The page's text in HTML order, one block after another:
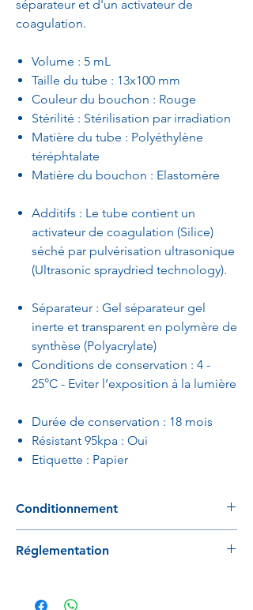
séparateur et d'un activateur de
coagulation.
Volume : 5 mL
Taille du tube : 13x100 mm
Couleur du bouchon : Rouge
Stérilité : Stérilisation par irradiation
Matière du tube : Polyéthylène
téréphtalate
Matière du bouchon : Elastomère
Additifs : Le tube contient un
activateur de coagulation (Silice)
séché par pulvérisation ultrasonique
(Ultrasonic spraydried technology).
Séparateur : Gel séparateur gel
inerte et transparent en polymère de
synthèse (Polyacrylate)
Conditions de conservation : 4 -
25°C - Eviter l’exposition à la lumière
Durée de conservation : 18 mois
Résistant 95kpa : Oui
Etiquette : Papier
Conditionnement
12 racks / carton
Réglementation